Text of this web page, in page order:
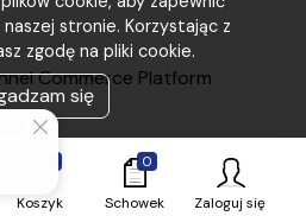
naszej stronie. Korzystając z
zgodę na pliki cookie.
się
Commerce Platform
Koszyk
0
Schowek Zaloguj się